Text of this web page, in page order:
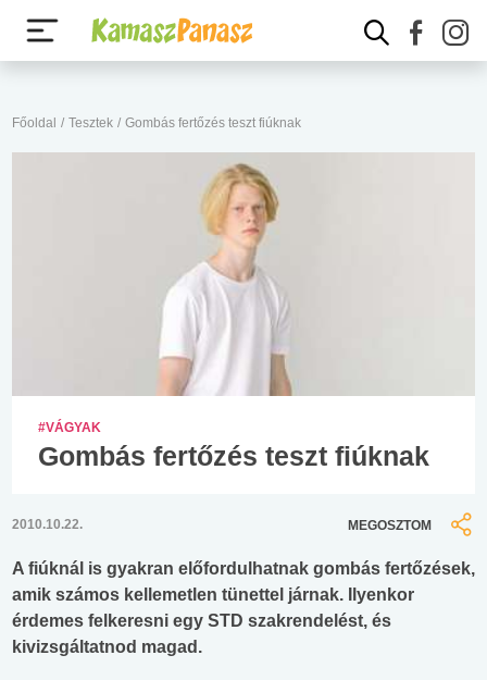
Főoldal / Tesztek / Gombás fertőzés teszt fiúknak
#VÁGYAK
Gombás fertőzés teszt fiúknak
2010.10.22. MEGOSZTOM
A fiúknál is gyakran előfordulhatnak gombás fertőzések,
amik számos kellemetlen tünettel járnak. Ilyenkor
érdemes felkeresni egy STD szakrendelést, és
kivizsgáltatnod magad.